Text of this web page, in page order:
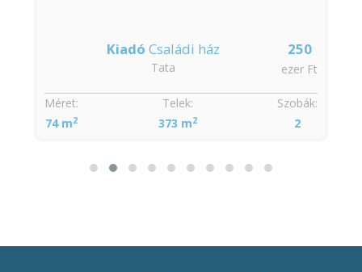
250
ezer Ft
Kiadó Családi ház
Tata
Szobák:
2
Méret:
74 m2
Telek:
373 m2